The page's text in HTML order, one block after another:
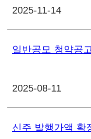
2025-11-14
일반공모 청약공고
2025-08-11
신주 발행가액 확